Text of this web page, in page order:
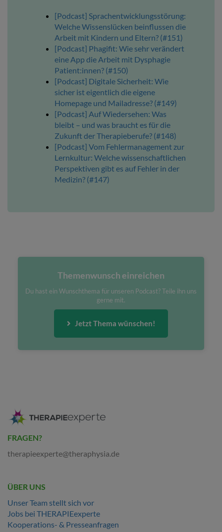
[Podcast] Sprachentwicklungsstörung:
Welche Wissenslücken beinflussen die
Arbeit mit Kindern und Eltern? (#151)
[Podcast] Phagifit: Wie sehr verändert
eine App die Arbeit mit Dysphagie
Patient:innen? (#150)
[Podcast] Digitale Sicherheit: Wie
sicher ist eigentlich die eigene
Homepage und Mailadresse? (#149)
[Podcast] Auf Wiedersehen: Was
bleibt – und was braucht es für die
Zukunft der Therapieberufe? (#148)
[Podcast] Vom Fehlermanagement zur
Lernkultur: Welche wissenschaftlichen
Perspektiven gibt es auf Fehler in der
Medizin? (#147)
Themenwunsch einreichen
Du hast ein Wunschthema für unseren Podcast? Teile ihn uns
gerne mit.
Jetzt Thema wünschen!
FRAGEN?
therapieexperte@theraphysia.de
ÜBER UNS
Unser Team stellt sich vor
Jobs bei THERAPIEexperte
Kooperations- & Presseanfragen